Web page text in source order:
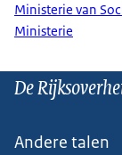
Ministerie van
Ministerie
De
Andere talen